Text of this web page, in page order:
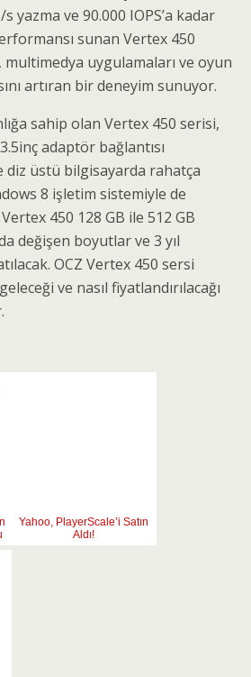
yazma ve 90.000 IOPS’a kadar
sunan Vertex 450
uygulamaları ve oyun
artıran bir deneyim sunuyor.
sahip olan Vertex 450 serisi,
adaptör bağlantısı
diz üstü bilgisayarda rahatça
8 işletim sistemiyle de
450 128 GB ile 512 GB
değişen boyutlar ve 3 yıl
OCZ Vertex 450 sersi
ve nasıl fiyatlandırılacağı
Yahoo, PlayerScale’i Satın
Aldı!